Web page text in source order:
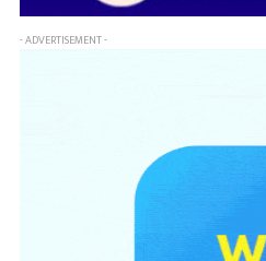
- ADVERTISEMENT -